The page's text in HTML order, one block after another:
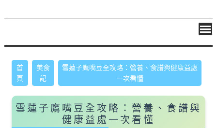
首
頁
美食
記
雪蓮子鷹嘴豆全攻略：營養、食譜與健康益處
一次看懂
雪蓮子鷹嘴豆全攻略：營養、食譜與
健康益處一次看懂